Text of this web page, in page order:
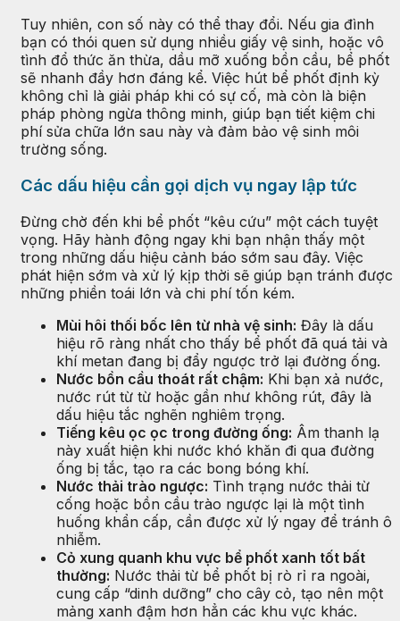
Tuy nhiên, con số này có thể thay đổi. Nếu gia đình
bạn có thói quen sử dụng nhiều giấy vệ sinh, hoặc vô
tình đổ thức ăn thừa, dầu mỡ xuống bồn cầu, bể phốt
sẽ nhanh đầy hơn đáng kể. Việc hút bể phốt định kỳ
không chỉ là giải pháp khi có sự cố, mà còn là biện
pháp phòng ngừa thông minh, giúp bạn tiết kiệm chi
phí sửa chữa lớn sau này và đảm bảo vệ sinh môi
trường sống.
Các dấu hiệu cần gọi dịch vụ ngay lập tức
Đừng chờ đến khi bể phốt “kêu cứu” một cách tuyệt
vọng. Hãy hành động ngay khi bạn nhận thấy một
trong những dấu hiệu cảnh báo sớm sau đây. Việc
phát hiện sớm và xử lý kịp thời sẽ giúp bạn tránh được
những phiền toái lớn và chi phí tốn kém.
Mùi hôi thối bốc lên từ nhà vệ sinh: Đây là dấu
hiệu rõ ràng nhất cho thấy bể phốt đã quá tải và
khí metan đang bị đẩy ngược trở lại đường ống.
Nước bồn cầu thoát rất chậm: Khi bạn xả nước,
nước rút từ từ hoặc gần như không rút, đây là
dấu hiệu tắc nghẽn nghiêm trọng.
Tiếng kêu ọc ọc trong đường ống: Âm thanh lạ
này xuất hiện khi nước khó khăn đi qua đường
ống bị tắc, tạo ra các bong bóng khí.
Nước thải trào ngược: Tình trạng nước thải từ
cống hoặc bồn cầu trào ngược lại là một tình
huống khẩn cấp, cần được xử lý ngay để tránh ô
nhiễm.
Cỏ xung quanh khu vực bể phốt xanh tốt bất
thường: Nước thải từ bể phốt bị rò rỉ ra ngoài,
cung cấp “dinh dưỡng” cho cây cỏ, tạo nên một
mảng xanh đậm hơn hẳn các khu vực khác.